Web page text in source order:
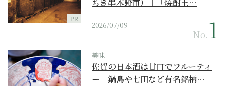
PR
ちき串木野市）｜「焼酎王…
2026/07/09
No.
美味
佐賀の日本酒は甘口でフルーティ
ー｜鍋島や七田など有名銘柄…